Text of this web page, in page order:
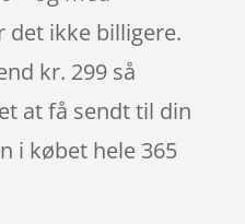
det ikke billigere.
kr. 299 så
at få sendt til din
i købet hele 365